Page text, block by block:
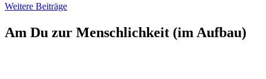
Weitere Beiträge
Am Du zur Menschlichkeit (im Aufbau)